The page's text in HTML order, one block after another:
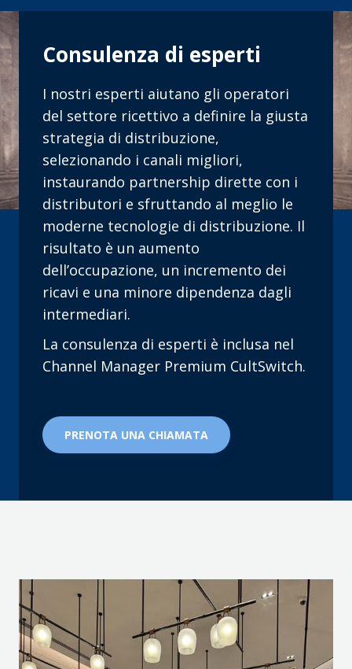
Consulenza di esperti
I nostri esperti aiutano gli operatori
del settore ricettivo a definire la giusta
strategia di distribuzione,
selezionando i canali migliori,
instaurando partnership dirette con i
distributori e sfruttando al meglio le
moderne tecnologie di distribuzione. Il
risultato è un aumento
dell’occupazione, un incremento dei
ricavi e una minore dipendenza dagli
intermediari.
La consulenza di esperti è inclusa nel
Channel Manager Premium CultSwitch.
PRENOTA UNA CHIAMATA